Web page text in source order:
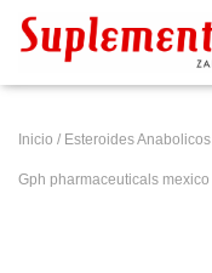
Inicio / Esteroides Anabolicos
Gph pharmaceuticals mexico